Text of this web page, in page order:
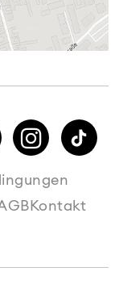
Kontakt